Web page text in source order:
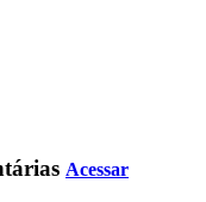
Acessar